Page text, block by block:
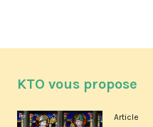
KTO vous propose
Article